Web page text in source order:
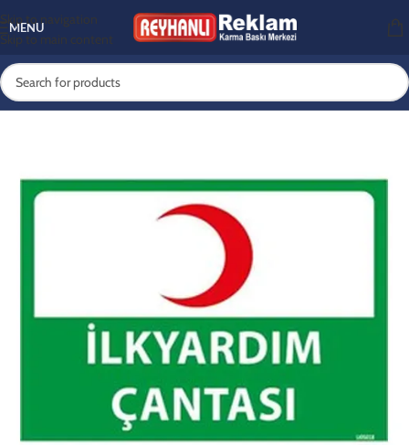
Skip to navigation
Skip to main content
MENU